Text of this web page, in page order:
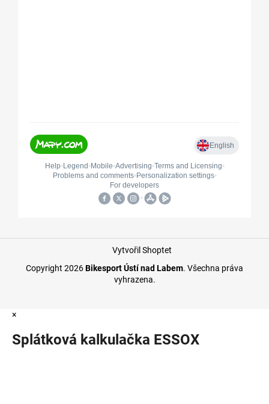
Vytvořil Shoptet
Copyright 2026Bikesport Ústí nad Labem. Všechna práva
vyhrazena.
×
Splátková kalkulačka ESSOX